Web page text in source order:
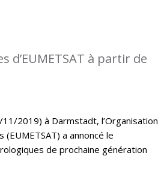
d’EUMETSAT à partir de
2019) à Darmstadt, l’Organisation
a annoncé le
de prochaine génération